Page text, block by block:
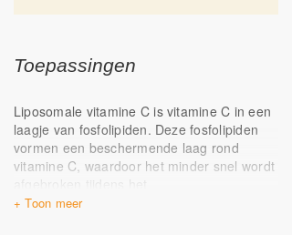
Toepassingen
Liposomale vitamine C is vitamine C in een
laagje van fosfolipiden. Deze fosfolipiden
vormen een beschermende laag rond
vitamine C, waardoor het minder snel wordt
afgebroken tijdens het
spijsverteringsproces. De liposomale